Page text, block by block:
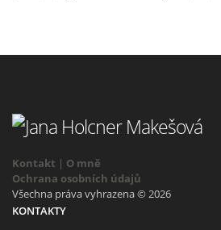
Kontakt | O mně
Ochrana osobních údajů
Všechna práva vyhrazena © 2026
KONTAKTY